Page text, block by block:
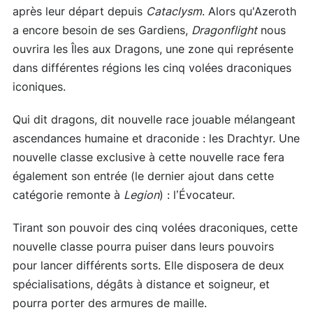
après leur départ depuis Cataclysm. Alors qu'Azeroth
a encore besoin de ses Gardiens, Dragonflightnous
ouvrira les Îles aux Dragons, une zone qui représente
dans différentes régions les cinq volées draconiques
iconiques.
Qui dit dragons, dit nouvelle race jouable mélangeant
ascendances humaine et draconide : les Drachtyr. Une
nouvelle classe exclusive à cette nouvelle race fera
également son entrée (le dernier ajout dans cette
catégorie remonte à Legion) : l’Évocateur.
Tirant son pouvoir des cinq volées draconiques, cette
nouvelle classe pourra puiser dans leurs pouvoirs
pour lancer différents sorts. Elle disposera de deux
spécialisations, dégâts à distance et soigneur, et
pourra porter des armures de maille.